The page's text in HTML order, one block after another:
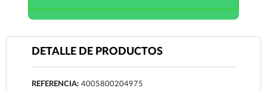
DETALLE DE PRODUCTOS
REFERENCIA: 4005800204975